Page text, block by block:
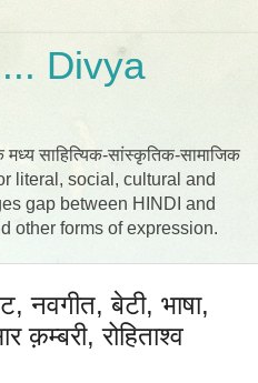
Divya
मध्य साहित्यिक-सांस्कृतिक-सामाजिक
literal, social, cultural and
gap between HINDI and
other forms of expression.
नवगीत, बेटी, भाषा,
रोहिताश्व